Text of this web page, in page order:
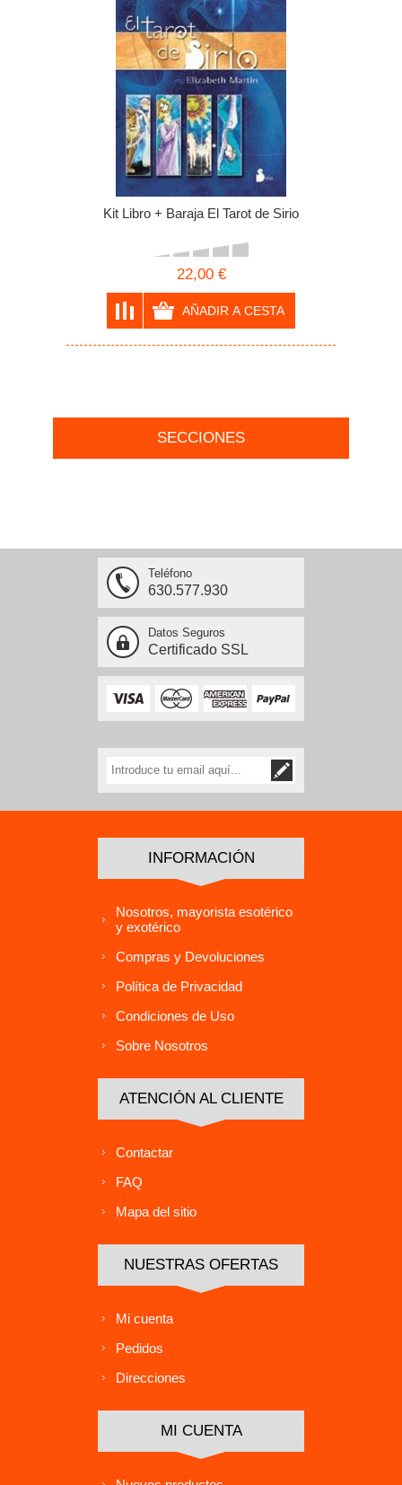
Kit Libro + Baraja El Tarot de Sirio
22,00 €
SECCIONES
Teléfono
630.577.930
Datos Seguros
Certificado SSL
INFORMACIÓN
Nosotros, mayorista esotérico
y exotérico
Compras y Devoluciones
Política de Privacidad
Condiciones de Uso
Sobre Nosotros
ATENCIÓN AL CLIENTE
Contactar
FAQ
Mapa del sitio
NUESTRAS OFERTAS
Mi cuenta
Pedidos
Direcciones
MI CUENTA